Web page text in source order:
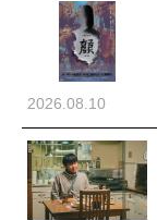
2026.08.10